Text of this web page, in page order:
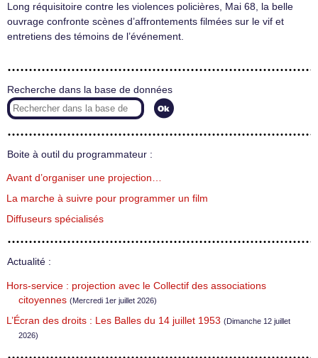
Long réquisitoire contre les violences policières, Mai 68, la belle
ouvrage confronte scènes d’affrontements filmées sur le vif et
entretiens des témoins de l’événement.
Recherche dans la base de données
Boite à outil du programmateur :
Avant d’organiser une projection…
La marche à suivre pour programmer un film
Diffuseurs spécialisés
Actualité :
Hors-service : projection avec le Collectif des associations
citoyennes (Mercredi 1er juillet 2026)
L’Écran des droits : Les Balles du 14 juillet 1953 (Dimanche 12 juillet
2026)